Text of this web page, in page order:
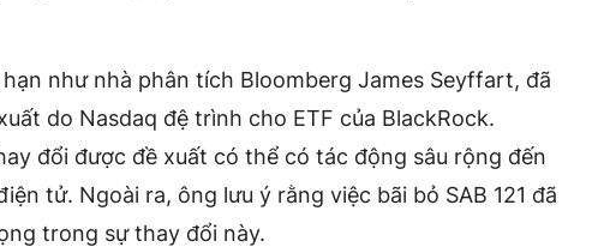
như nhà phân tích Bloomberg James Seyffart, đã
do Nasdaq đệ trình cho ETF của BlackRock.
đổi được đề xuất có thể có tác động sâu rộng đến
tử. Ngoài ra, ông lưu ý rằng việc bãi bỏ SAB 121 đã
trong sự thay đổi này.